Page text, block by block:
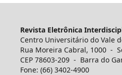
Revista Eletrônica
Centro Universitário do Vale
Rua Moreira Cabral, 1000 -
CEP 78603-209 - Barra do
Fone: (66) 3402-4900